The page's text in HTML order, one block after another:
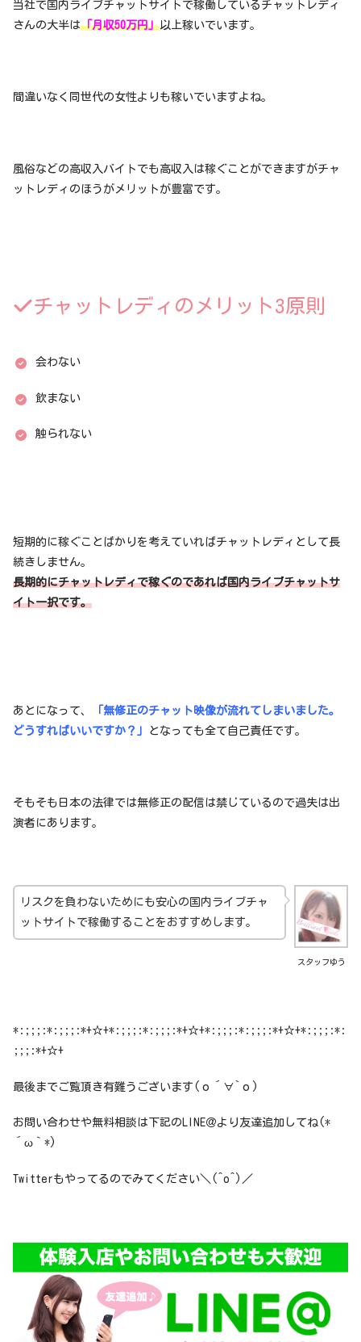
当社で国内ライブチャットサイトで稼働しているチャットレディ
さんの大半は「月収50万円」以上稼いでいます。
間違いなく同世代の女性よりも稼いでいますよね。
風俗などの高収入バイトでも高収入は稼ぐことができますがチャ
ットレディのほうがメリットが豊富です。
チャットレディのメリット3原則
会わない
飲まない
触られない
短期的に稼ぐことばかりを考えていればチャットレディとして長
続きしません。
長期的にチャットレディで稼ぐのであれば国内ライブチャットサ
イト一択です。
あとになって、
「無修正のチャット映像が流れてしまいました。
どうすればいいですか？」
となっても全て自己責任です。
そもそも日本の法律では無修正の配信は禁じているので過失は出
演者にあります。
スタッフゆう
リスクを負わないためにも安心の国内ライブチャ
ットサイトで稼働することをおすすめします。
*:;;;:*:;;;:*+☆+*:;;;:*:;;;:*+☆+*:;;;:*:;;;:*+☆+*:;;;:*:
;;;:*+☆+
最後までご覧頂き有難うございます(о´∀`о)
お問い合わせや無料相談は下記のLINE＠より友達追加してね(*
´ω｀*)
Twitterもやってるのでみてください＼(^o^)／